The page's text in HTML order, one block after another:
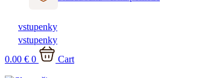
vstupenky
vstupenky
0.00 € 0 Cart